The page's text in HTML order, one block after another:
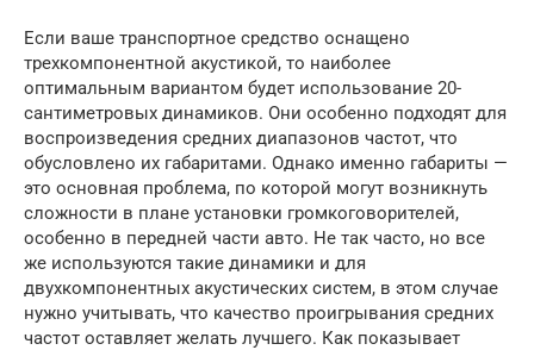
Если ваше транспортное средство оснащено
трехкомпонентной акустикой, то наиболее
оптимальным вариантом будет использование 20-
сантиметровых динамиков. Они особенно подходят для
воспроизведения средних диапазонов частот, что
обусловлено их габаритами. Однако именно габариты —
это основная проблема, по которой могут возникнуть
сложности в плане установки громкоговорителей,
особенно в передней части авто. Не так часто, но все
же используются такие динамики и для
двухкомпонентных акустических систем, в этом случае
нужно учитывать, что качество проигрывания средних
частот оставляет желать лучшего. Как показывает